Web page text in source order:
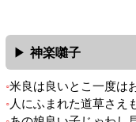
神楽囃子
米良は良いとこ一度は
人にふまれた道草さえ